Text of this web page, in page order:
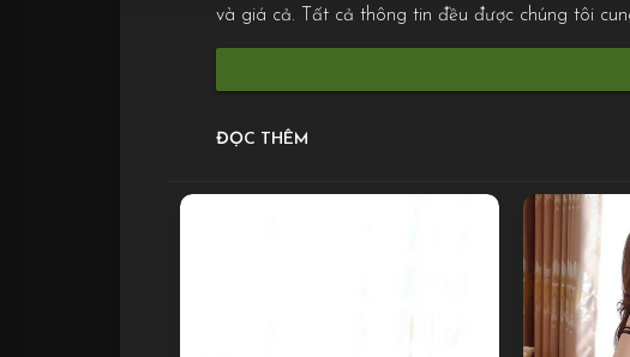
và giá cả. Tất cả thông tin đều được chúng tôi
ĐỌC THÊM